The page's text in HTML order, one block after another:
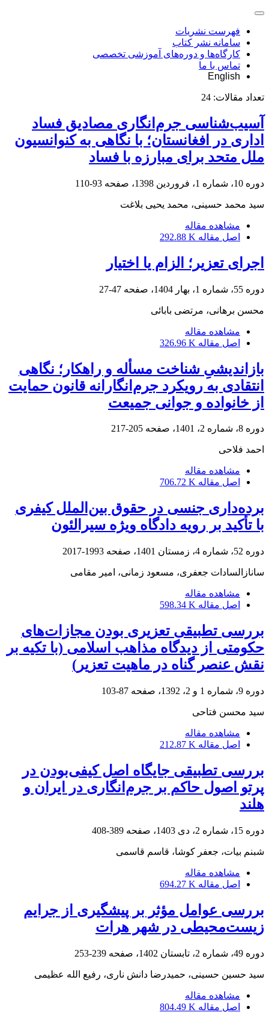
فهرست نشریات
سامانه نشر کتاب
کارگاه‌ها و دوره‌های آموزشی تخصصی
تماس با ما
English
تعداد مقالات: 24
آسیب‌شناسی جرم‌انگاری مصادیق فساد
اداری در افغانستان؛ با نگاهی به کنوانسیون
ملل متحد برای مبارزه با فساد
دوره 10، شماره 1، فروردین 1398، صفحه 93-110
سید محمد حسینی، محمد یحیی بلاغت
مشاهده مقاله
اصل مقاله 292.88 K
اجرای تعزیر؛ الزام یا اختیار
دوره 55، شماره 1، بهار 1404، صفحه 47-27
محسن برهانی، مرتضی بابائی
مشاهده مقاله
اصل مقاله 326.96 K
بازاندیشیِ شناخت مسأله و راهکار؛ نگاهی
انتقادی به رویکرد جرم‌انگارانه‌ قانون حمایت
از خانواده و جوانی جمیعت
دوره 8، شماره 2، 1401، صفحه 205-217
احمد فلاحی
مشاهده مقاله
اصل مقاله 706.72 K
برده‌داری جنسی در حقوق بین‌الملل کیفری
با تأکید بر رویه دادگاه ویژه سیرالئون
دوره 52، شماره 4، زمستان 1401، صفحه 1993-2017
سانازالسادات جعفری، مسعود زمانی، امیر مقامی
مشاهده مقاله
اصل مقاله 598.34 K
بررسی تطبیقی تعزیری بودن مجازات‌های
حکومتی از دیدگاه مذاهب اسلامی (با تکیه بر
نقش عنصر گناه در ماهیت تعزیر)
دوره 9، شماره 1 و 2، 1392، صفحه 87-103
سید محسن فتاحی
مشاهده مقاله
اصل مقاله 212.87 K
بررسی تطبیقی جایگاه اصل کیفی‌بودن در
پرتو اصول حاکم بر جرم‌انگاری در ایران و
هلند
دوره 15، شماره 2، دی 1403، صفحه 389-408
شبنم بیات، جعفر کوشا، قاسم قاسمی
مشاهده مقاله
اصل مقاله 694.27 K
بررسی عوامل مؤثر بر پیشگیری از جرایم
زیست‌محیطی در شهر هرات
دوره 49، شماره 2، تابستان 1402، صفحه 239-253
سید حسین حسینی، حمیدرضا دانش ناری، رفیع الله عظیمی
مشاهده مقاله
اصل مقاله 804.49 K